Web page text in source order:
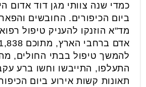
כמדי שנה צוותי מגן דוד אדום
ביום הכיפורים. החובשים
התעלפו, התייבשו וחשו ברע
תאונות קשות אירוע ביום